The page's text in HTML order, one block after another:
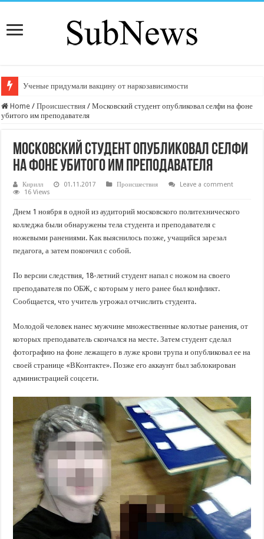
Ученые придумали вакцину от наркозависимости
Home / Происшествия / Московский студент опубликовал селфи на фоне
убитого им преподавателя
Московский студент опубликовал селфи
на фоне убитого им преподавателя
Кирилл 01.11.2017 Происшествия
Leave a comment
16 Views
Днем 1 ноября в одной из аудиторий московского политехнического
колледжа были обнаружены тела студента и преподавателя с
ножевыми ранениями. Как выяснилось позже, учащийся зарезал
педагога, а затем покончил с собой.
По версии следствия, 18-летний студент напал с ножом на своего
преподавателя по ОБЖ, с которым у него ранее был конфликт.
Сообщается, что учитель угрожал отчислить студента.
Молодой человек нанес мужчине множественные колотые ранения, от
которых преподаватель скончался на месте. Затем студент сделал
фотографию на фоне лежащего в луже крови трупа и опубликовал ее на
своей странице «ВКонтакте». Позже его аккаунт был заблокирован
администрацией соцсети.